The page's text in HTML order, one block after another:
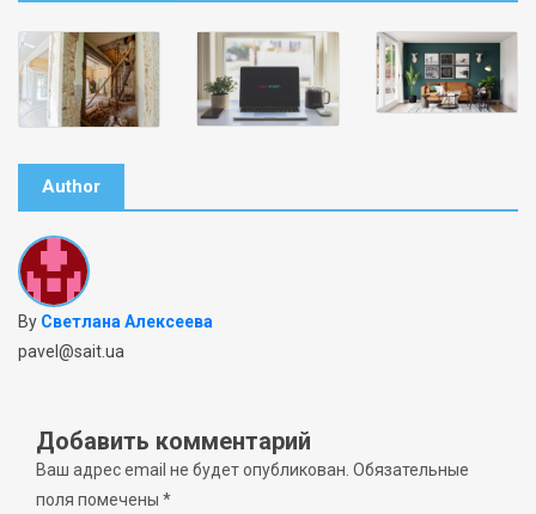
Author
By Светлана Алексеева
pavel@sait.ua
Добавить комментарий
Ваш адрес email не будет опубликован. Обязательные
поля помечены *